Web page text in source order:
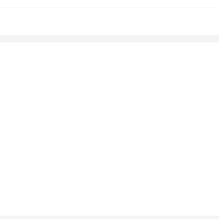
trì một văn hóa xuất sắc trong bất cứ doanh
thiện năng suất, hiệu suất làm việc, giữ chân
đốc điều hành của PeopleG2, một trong những
lần xuất hiện trong danh sách Inc. 5000, và là
và kênh podcast nổi tiếng toàn cầu TalentTalk.
ngoài công ty, ông đã dành được nhiều giải thưởng
phá vỡ quy tắc; công ty của ông thường xuyên
hàng đầu.
thật bổ ích cùng những trải nghiệm thật tuyệt vời,